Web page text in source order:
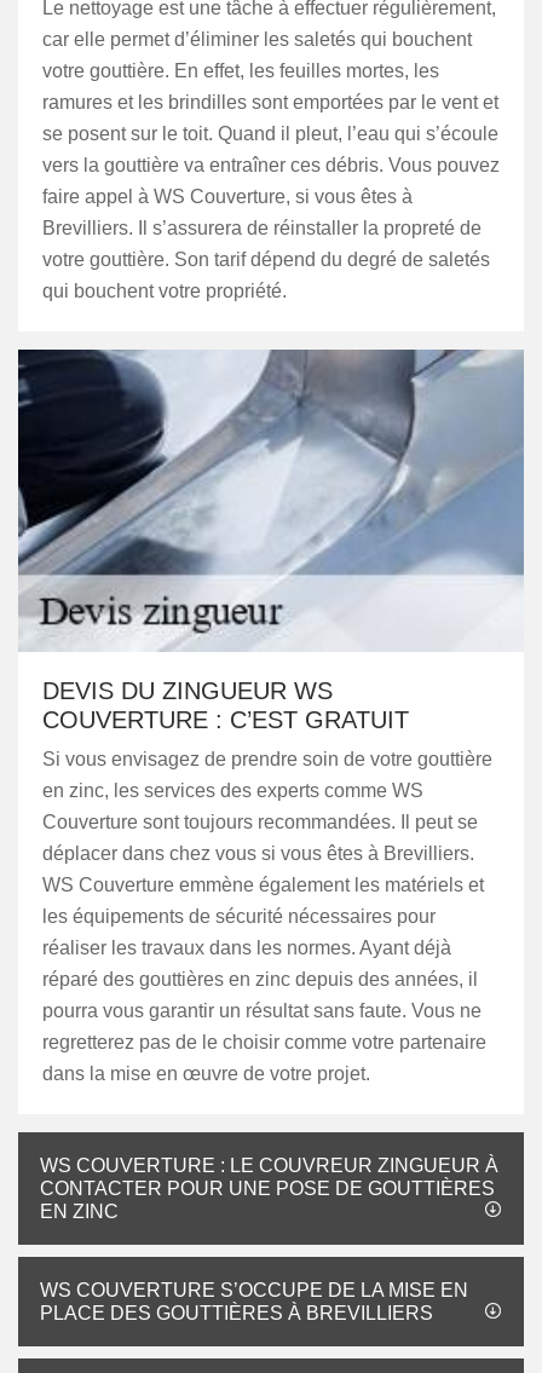
Le nettoyage est une tâche à effectuer régulièrement,
car elle permet d’éliminer les saletés qui bouchent
votre gouttière. En effet, les feuilles mortes, les
ramures et les brindilles sont emportées par le vent et
se posent sur le toit. Quand il pleut, l’eau qui s’écoule
vers la gouttière va entraîner ces débris. Vous pouvez
faire appel à WS Couverture, si vous êtes à
Brevilliers. Il s’assurera de réinstaller la propreté de
votre gouttière. Son tarif dépend du degré de saletés
qui bouchent votre propriété.
DEVIS DU ZINGUEUR WS
COUVERTURE : C’EST GRATUIT
Si vous envisagez de prendre soin de votre gouttière
en zinc, les services des experts comme WS
Couverture sont toujours recommandées. Il peut se
déplacer dans chez vous si vous êtes à Brevilliers.
WS Couverture emmène également les matériels et
les équipements de sécurité nécessaires pour
réaliser les travaux dans les normes. Ayant déjà
réparé des gouttières en zinc depuis des années, il
pourra vous garantir un résultat sans faute. Vous ne
regretterez pas de le choisir comme votre partenaire
dans la mise en œuvre de votre projet.
WS COUVERTURE : LE COUVREUR ZINGUEUR À
CONTACTER POUR UNE POSE DE GOUTTIÈRES
EN ZINC
WS COUVERTURE S’OCCUPE DE LA MISE EN
PLACE DES GOUTTIÈRES À BREVILLIERS